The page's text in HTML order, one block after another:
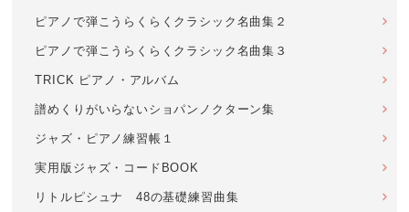
ピアノで弾こうらくらくクラシック名曲集２
ピアノで弾こうらくらくクラシック名曲集３
TRICK ピアノ・アルバム
譜めくりがいらないショパンノクターン集
ジャズ・ピアノ練習帳１
実用版ジャズ・コードBOOK
リトルピシュナ 48の基礎練習曲集